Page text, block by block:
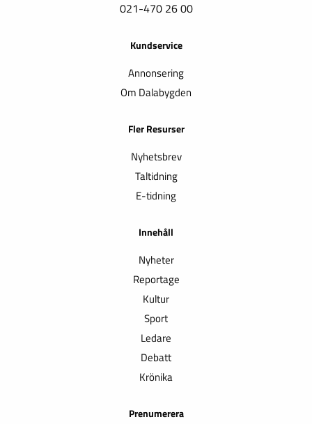
021-470 26 00
Kundservice
Annonsering
Om Dalabygden
Fler Resurser
Nyhetsbrev
Taltidning
E-tidning
Innehåll
Nyheter
Reportage
Kultur
Sport
Ledare
Debatt
Krönika
Prenumerera